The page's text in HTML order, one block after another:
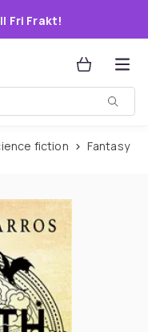
Fri Frakt!
fiction Fantasy